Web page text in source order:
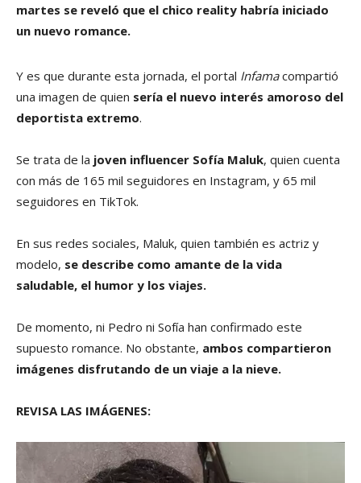
martes se reveló que el chico reality habría iniciado
un nuevo romance.
Y es que durante esta jornada, el portal Infamacompartió
una imagen de quien sería el nuevo interés amoroso del
deportista extremo.
Se trata de la joven influencer Sofía Maluk, quien cuenta
con más de 165 mil seguidores en Instagram, y 65 mil
seguidores en TikTok.
En sus redes sociales, Maluk, quien también es actriz y
modelo, se describe como amante de la vida
saludable, el humor y los viajes.
De momento, ni Pedro ni Sofía han confirmado este
supuesto romance. No obstante, ambos compartieron
imágenes disfrutando de un viaje a la nieve.
REVISA LAS IMÁGENES: